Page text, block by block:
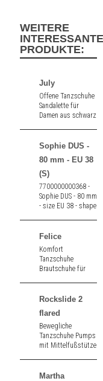
WEITERE
INTERESSANTE
PRODUKTE:
July
Offene Tanzschuhe
Sandalette für
Damen aus schwarz
Sophie DUS -
80 mm - EU 38
(S)
7700000000368 -
Sophie DUS - 80 mm
- size EU 38 - shape
Felice
Komfort
Tanzschuhe
Brautschuhe für
Seidensatin. 4,5 cm
Rockslide 2
flared
Bewegliche
Tanzschuhe Pumps
mit Mittelfußstütze
cm) hoher Absatz.
Martha